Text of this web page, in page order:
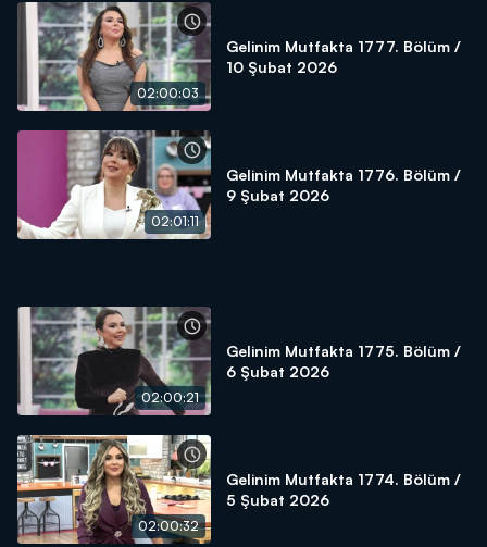
02:00:03
Gelinim Mutfakta 1777. Bölüm /
10 Şubat 2026
02:01:11
Gelinim Mutfakta 1776. Bölüm /
9 Şubat 2026
02:00:21
Gelinim Mutfakta 1775. Bölüm /
6 Şubat 2026
02:00:32
Gelinim Mutfakta 1774. Bölüm /
5 Şubat 2026